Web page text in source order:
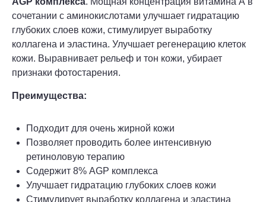
сочетании с аминокислотами улучшает гидратацию
глубоких слоев кожи, стимулирует выработку
коллагена и эластина. Улучшает регенерацию клеток
кожи. Выравнивает рельеф и тон кожи, убирает
признаки фотостарения.
Преимущества:
Подходит для очень жирной кожи
Позволяет проводить более интенсивную
ретиноловую терапию
Содержит 8% AGP комплекса
Улучшает гидратацию глубоких слоев кожи
Стимулирует выработку коллагена и эластина